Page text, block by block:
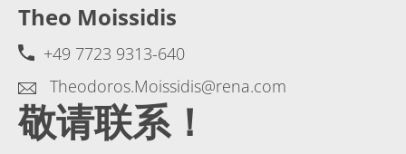
Theo Moissidis
+49 7723 9313-640
Theodoros.Moissidis@rena.com
敬请联系！